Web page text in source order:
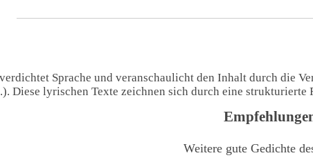
Sprache und veranschaulicht den Inhalt durch die
Diese lyrischen Texte zeichnen sich durch eine
Weitere gute Gedichte